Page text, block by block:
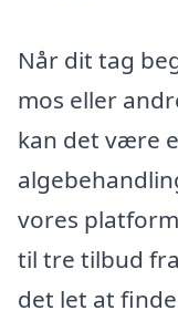
Når dit tag
mos eller
kan det være
vores
til tre tilbud
det let at